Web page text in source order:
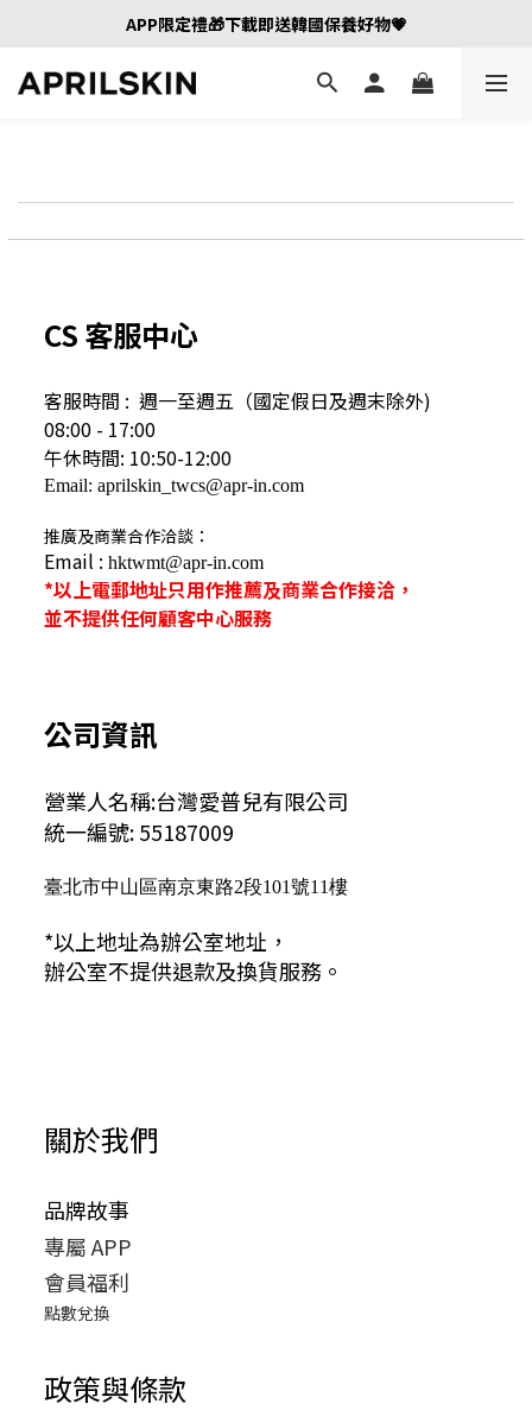
APP限定禮🎁下載即送韓國保養好物💗
CS 客服中心
客服時間 : 週一至週五（國定假日及週末除外)
08:00 - 17:00
午休時間: 10:50-12:00
Email: aprilskin_twcs@apr-in.com
推廣及商業合作洽談：
Email : hktwmt@apr-in.com
*以上電郵地址只用作推薦及商業合作接洽，
並不提供任何顧客中心服務
公司資訊
營業人名稱:台灣愛普兒有限公司
統一編號: 55187009
臺北市中山區南京東路2段101號11樓
*以上地址為辦公室地址，
辦公室不提供退款及換貨服務。
關於我們
品牌故事
專屬 APP
會員福利
點數兌換
政策與條款